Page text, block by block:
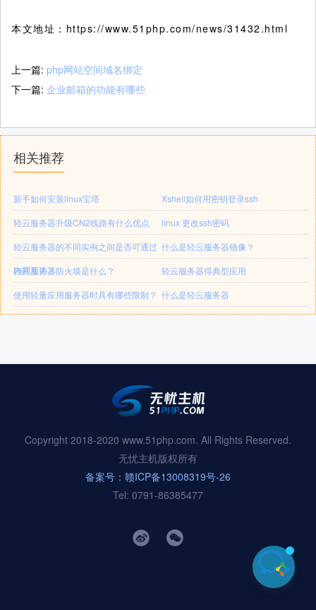
本文地址：https://www.51php.com/news/31432.html
上一篇: php网站空间域名绑定
下一篇: 企业邮箱的功能有哪些
相关推荐
新手如何安装linux宝塔
Xshell如何用密钥登录ssh
轻云服务器升级CN2线路有什么优点
linux 更改ssh密码
轻云服务器的不同实例之间是否可通过
内网互访？
什么是轻云服务器镜像？
轻云服务器防火墙是什么？
轻云服务器得典型应用
使用轻量应用服务器时具有哪些限制？ 什么是轻云服务器
Copyright 2018-2020 www.51php.com. All Rights Reserved.
无忧主机版权所有
备案号：赣ICP备13008319号-26
Tel: 0791-86385477